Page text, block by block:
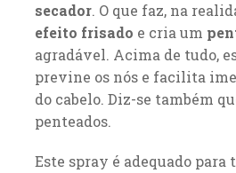
secador. O que faz, na
efeito frisado e cria um
agradável. Acima de tudo,
previne os nós e facilita
do cabelo. Diz-se também
penteados.
Este spray é adequado para